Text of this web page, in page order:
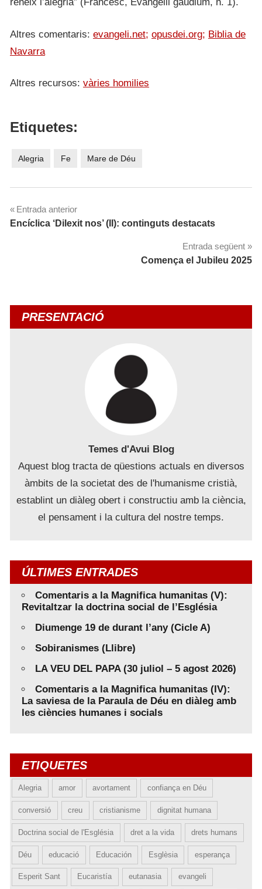
Altres comentaris: evangeli.net; opusdei.org; Biblia de
Navarra
Altres recursos: vàries homilies
Etiquetes:
Alegria Fe Mare de Déu
Navegació
Entrada anterior
Encíclica ‘Dilexit nos’ (II): continguts destacats
Entrada següent
Comença el Jubileu 2025
PRESENTACIÓ
Temes d'Avui Blog
Aquest blog tracta de qüestions actuals en diversos
àmbits de la societat des de l'humanisme cristià,
establint un diàleg obert i constructiu amb la ciència,
el pensament i la cultura del nostre temps.
ÚLTIMES ENTRADES
Comentaris a la Magnifica humanitas (V):
Revitaltzar la doctrina social de l’Església
Diumenge 19 de durant l’any (Cicle A)
Sobiranismes (Llibre)
LA VEU DEL PAPA (30 juliol – 5 agost 2026)
Comentaris a la Magnifica humanitas (IV):
La saviesa de la Paraula de Déu en diàleg amb
les ciències humanes i socials
ETIQUETES
Alegria amor avortament confiança en Déu
conversió creu cristianisme dignitat humana
Doctrina social de l'Església dret a la vida drets humans
Déu educació Educación Esglèsia esperança
Esperit Sant Eucaristía eutanasia evangeli